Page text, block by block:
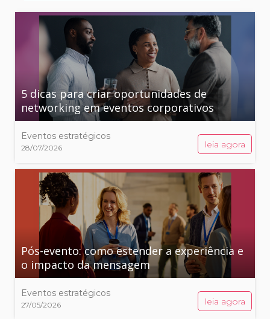
5 dicas para criar oportunidades de
networking em eventos corporativos
Eventos estratégicos
28/07/2026 leia agora
Pós-evento: como estender a experiência e
o impacto da mensagem
Eventos estratégicos
27/05/2026 leia agora